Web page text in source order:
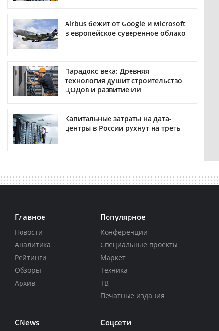
Airbus бежит от Google и Microsoft
в европейское суверенное облако
Парадокс века: Древняя
технология душит строительство
ЦОДов и развитие ИИ
Капитальные затраты на дата-
центры в России рухнут на треть
Главное
Новости
Аналитика
Рейтинги
Обзоры
Архив
Популярное
Конференции
Специальные проекты
Маркет
Техника
ТВ
Печатные издания
CNews Соцсети